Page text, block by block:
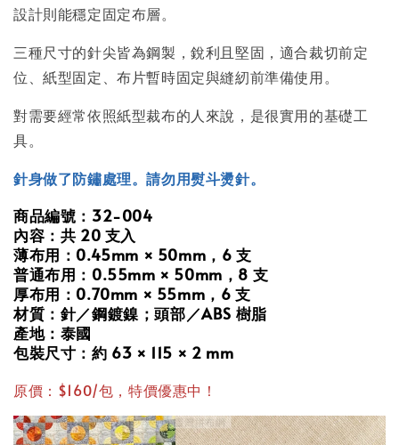
設計則能穩定固定布層。
三種尺寸的針尖皆為鋼製，銳利且堅固，適合裁切前定
位、紙型固定、布片暫時固定與縫紉前準備使用。
對需要經常依照紙型裁布的人來說，是很實用的基礎工
具。
針身做了防鏽處理。請勿用熨斗燙針。
商品編號：32-004
內容：共 20 支入
薄布用：0.45mm × 50mm，6 支
普通布用：0.55mm × 50mm，8 支
厚布用：0.70mm × 55mm，6 支
材質：針／鋼鍍鎳；頭部／ABS 樹脂
產地：泰國
包裝尺寸：約 63 × 115 × 2 mm
原價：$160/包，特價優惠中！